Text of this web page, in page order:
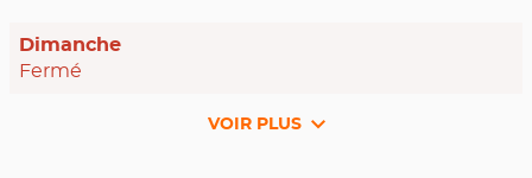
Horaires
d'ouverture
Dimanche
Fermé
VOIR PLUS
et